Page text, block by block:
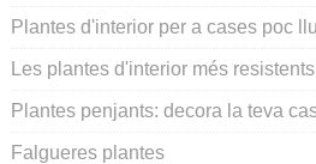
Plantes d'interior per a cases poc
Les plantes d'interior més
Plantes penjants: decora la teva
Falgueres plantes